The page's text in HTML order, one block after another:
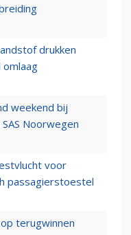
drukken
omlaag
weekend bij
Noorwegen
voor
passagierstoestel
terugwinnen